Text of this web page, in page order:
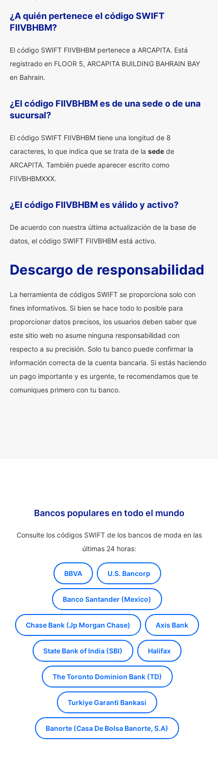
¿A quién pertenece el código SWIFT
FIIVBHBM?
El código SWIFT FIIVBHBM pertenece a ARCAPITA. Está
registrado en FLOOR 5, ARCAPITA BUILDING BAHRAIN BAY
en Bahrain.
¿El código FIIVBHBM es de una sede o de una
sucursal?
El código SWIFT FIIVBHBM tiene una longitud de 8
caracteres, lo que indica que se trata de la sede de
ARCAPITA. También puede aparecer escrito como
FIIVBHBMXXX.
¿El código FIIVBHBM es válido y activo?
De acuerdo con nuestra última actualización de la base de
datos, el código SWIFT FIIVBHBM está activo.
Descargo de responsabilidad
La herramienta de códigos SWIFT se proporciona solo con
fines informativos. Si bien se hace todo lo posible para
proporcionar datos precisos, los usuarios deben saber que
este sitio web no asume ninguna responsabilidad con
respecto a su precisión. Solo tu banco puede confirmar la
información correcta de la cuenta bancaria. Si estás haciendo
un pago importante y es urgente, te recomendamos que te
comuniques primero con tu banco.
Bancos populares en todo el mundo
Consulte los códigos SWIFT de los bancos de moda en las
últimas 24 horas:
BBVA U.S. Bancorp
Banco Santander (Mexico)
Chase Bank (Jp Morgan Chase) Axis Bank
State Bank of India (SBI) Halifax
The Toronto Dominion Bank (TD)
Turkiye Garanti Bankasi
Banorte (Casa De Bolsa Banorte, S.A)